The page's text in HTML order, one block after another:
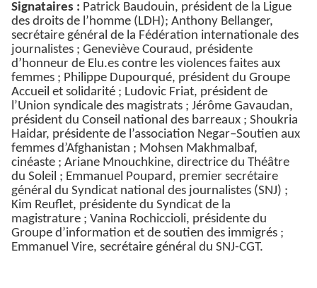
Signataires : Patrick Baudouin, président de la Ligue
des droits de l’homme (LDH); Anthony Bellanger,
secrétaire général de la Fédération internationale des
journalistes ; Geneviève Couraud, présidente
d’honneur de Elu.es contre les violences faites aux
femmes ; Philippe Dupourqué, président du Groupe
Accueil et solidarité ; Ludovic Friat, président de
l’Union syndicale des magistrats ; Jérôme Gavaudan,
président du Conseil national des barreaux ; Shoukria
Haidar, présidente de l’association Negar–Soutien aux
femmes d’Afghanistan ; Mohsen Makhmalbaf,
cinéaste ; Ariane Mnouchkine, directrice du Théâtre
du Soleil ; Emmanuel Poupard, premier secrétaire
général du Syndicat national des journalistes (SNJ) ;
Kim Reuflet, présidente du Syndicat de la
magistrature ; Vanina Rochiccioli, présidente du
Groupe d’information et de soutien des immigrés ;
Emmanuel Vire, secrétaire général du SNJ-CGT.